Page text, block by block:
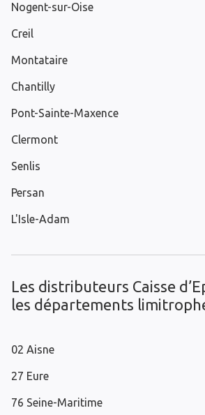
Nogent-sur-Oise
Creil
Montataire
Chantilly
Pont-Sainte-Maxence
Clermont
Senlis
Persan
L'Isle-Adam
Les distributeurs Caisse
les départements
02 Aisne
27 Eure
76 Seine-Maritime